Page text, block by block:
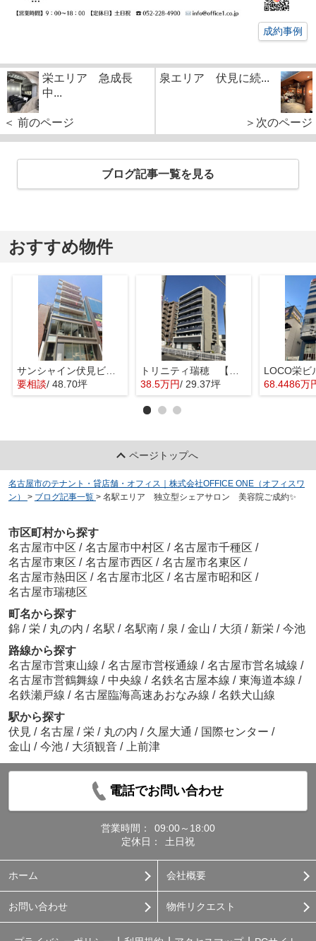
成約事例
栄エリア 急成長
中...
＜ 前のページ
泉エリア 伏見に続...
＞次のページ
ブログ記事一覧を見る
おすすめ物件
サンシャイン伏見ビル【 1階路面店 】
要相談/ 48.70坪
トリニティ瑞穂 【 店舗系おすすめ 】
38.5万円/ 29.37坪 68.4486万
ページトップへ
名古屋市のテナント・貸店舗・オフィス｜株式会社OFFICE ONE（オフィスワ
ン）
> ブログ記事一覧 > 名駅エリア 独立型シェアサロン 美容院ご成約✨
市区町村から探す
名古屋市中区 / 名古屋市中村区 / 名古屋市千種区 /
名古屋市東区 / 名古屋市西区 / 名古屋市名東区 /
名古屋市熱田区 / 名古屋市北区 / 名古屋市昭和区 /
名古屋市瑞穂区
町名から探す
錦 / 栄 / 丸の内 / 名駅 / 名駅南 / 泉 / 金山 / 大須 / 新栄 / 今池
路線から探す
名古屋市営東山線 / 名古屋市営桜通線 / 名古屋市営名城線 /
名古屋市営鶴舞線 / 中央線 / 名鉄名古屋本線 / 東海道本線 /
名鉄瀬戸線 / 名古屋臨海高速あおなみ線 / 名鉄犬山線
駅から探す
伏見 / 名古屋 / 栄 / 丸の内 / 久屋大通 / 国際センター /
金山 / 今池 / 大須観音 / 上前津
電話でお問い合わせ
営業時間：
09:00～18:00
定休日：
土日祝
ホーム 会社概要
お問い合わせ 物件リクエスト